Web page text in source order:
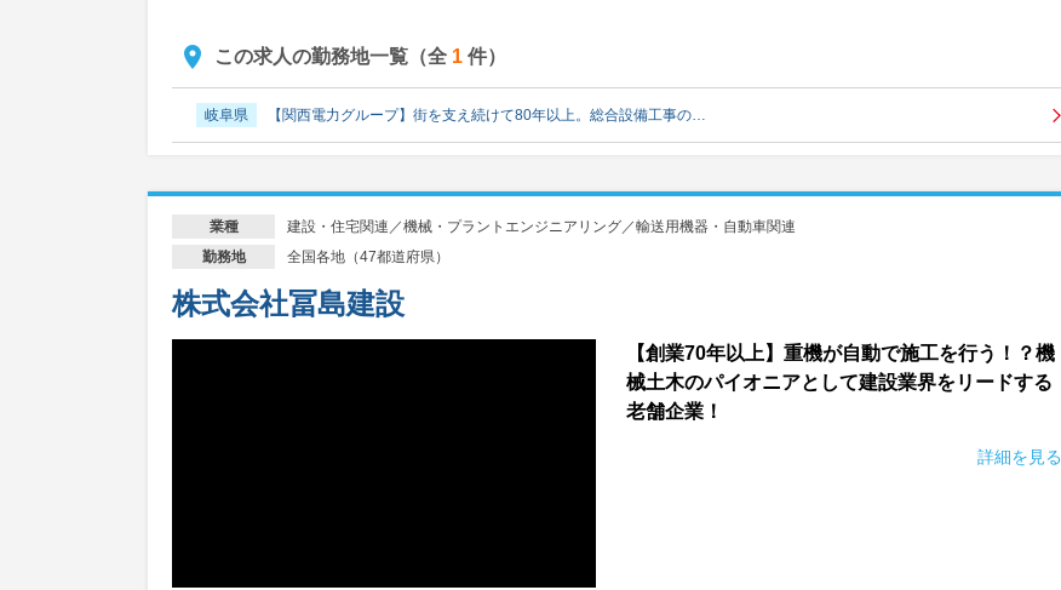
この求人の勤務地一覧（全 1 件）
岐阜県 【関西電力グループ】街を支え続けて80年以上。総合設備工事の…
業種 建設・住宅関連／機械・プラントエンジニアリング／輸送用機器・自動車関連
勤務地 全国各地（47都道府県）
株式会社冨島建設
【創業70年以上】重機が自動で施工を行う！？機
械土木のパイオニアとして建設業界をリードする
老舗企業！
詳細を見る